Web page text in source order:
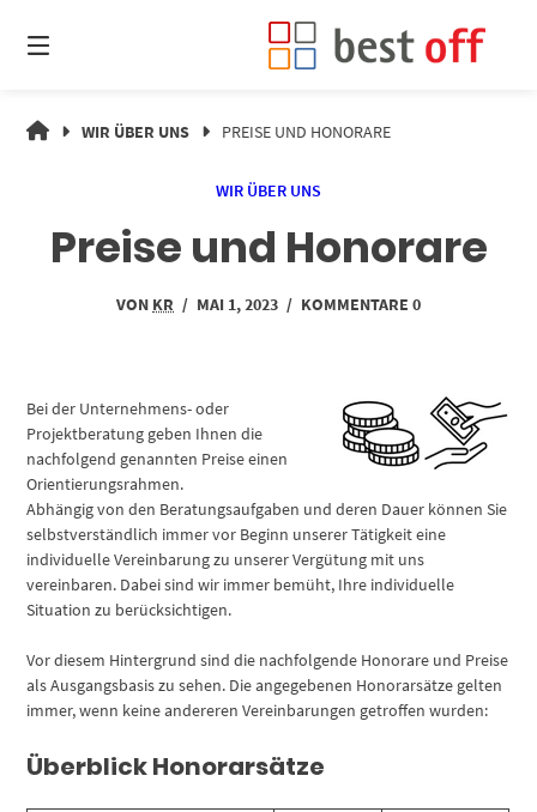
zum
Inhalt
ZUKUNFTWIR ÜBER UNS PREISE UND HONORARE
WIR ÜBER UNS
Preise und Honorare
VON KR / MAI 1, 2023 / KOMMENTARE 0
Bei der Unternehmens- oder
Projektberatung geben Ihnen die
nachfolgend genannten Preise einen
Orientierungsrahmen.
Abhängig von den Beratungsaufgaben und deren Dauer können Sie
selbstverständlich immer vor Beginn unserer Tätigkeit eine
individuelle Vereinbarung zu unserer Vergütung mit uns
vereinbaren. Dabei sind wir immer bemüht, Ihre individuelle
Situation zu berücksichtigen.
Vor diesem Hintergrund sind die nachfolgende Honorare und Preise
als Ausgangsbasis zu sehen. Die angegebenen Honorarsätze gelten
immer, wenn keine andereren Vereinbarungen getroffen wurden:
Überblick Honorarsätze